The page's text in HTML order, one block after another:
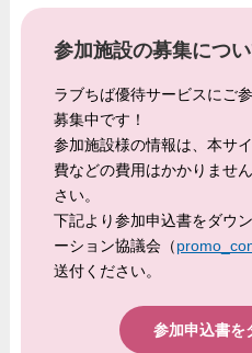
参加施設の募集につ
ラブちば優待サービスにご
募集中です！
参加施設様の情報は、本サ
費などの費用はかかりませ
さい。
下記より参加申込書をダウ
ーション協議会（
送付ください。
参加申込書を